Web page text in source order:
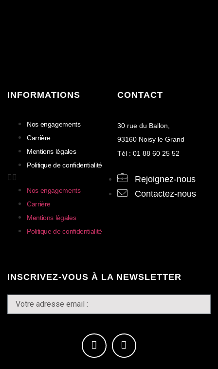
INFORMATIONS
Nos engagements
Carrière
Mentions légales
Politique de confidentialité
Nos engagements
Carrière
Mentions légales
Politique de confidentialité
CONTACT
30 rue du Ballon,
93160 Noisy le Grand
Tél : 01 88 60 25 52
Rejoignez-nous
Contactez-nous
INSCRIVEZ-VOUS À LA NEWSLETTER